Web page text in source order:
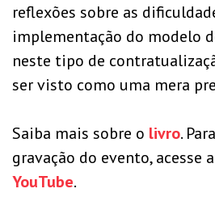
reflexões sobre as
implementação do modelo
neste tipo de
ser visto como uma mera
Saiba mais sobre o livro.
gravação do evento, acesse
YouTube.